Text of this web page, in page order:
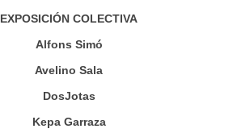
EXPOSICIÓN COLECTIVA
Alfons Simó
Avelino Sala
DosJotas
Kepa Garraza